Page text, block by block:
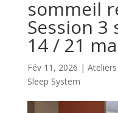
sommeil
Session 3
14 / 21
Fév 11, 2026 |
Sleep System